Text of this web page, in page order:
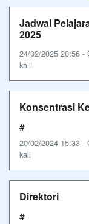
Jadwal
2025
24/02/2025 20:56 -
kali
Konsentrasi
#
20/02/2024 15:33 -
kali
Direktori
#